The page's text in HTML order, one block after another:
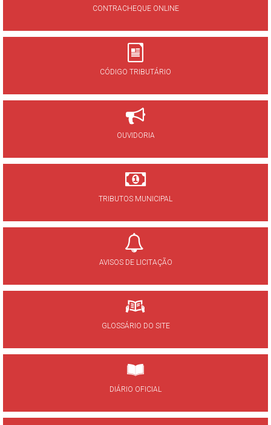
CONTRACHEQUE ONLINE
CÓDIGO TRIBUTÁRIO
OUVIDORIA
TRIBUTOS MUNICIPAL
AVISOS DE LICITAÇÃO
GLOSSÁRIO DO SITE
DIÁRIO OFICIAL